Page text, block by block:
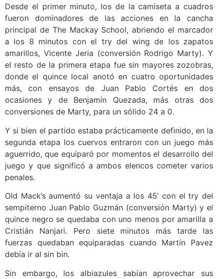
Desde el primer minuto, los de la camiseta a cuadros
fueron dominadores de las acciones en la cancha
principal de The Mackay School, abriendo el marcador
a los 8 minutos con el try del wing de los zapatos
amarillos, Vicente Jeria (conversión Rodrigo Marty). Y
el resto de la primera etapa fue sin mayores zozobras,
donde el quince local anotó en cuatro oportunidades
más, con ensayos de Juan Pablo Cortés en dos
ocasiones y de Benjamín Quezada, más otras dos
conversiones de Marty, para un sólido 24 a 0.
Y si bien el partido estaba prácticamente definido, en la
segunda etapa los cuervos entraron con un juego más
aguerrido, que equiparó por momentos el desarrollo del
juego y que significó a ambos elencos cometer varios
penales.
Old Mack’s aumentó su ventaja a los 45’ con el try del
sempiterno Juan Pablo Guzmán (conversión Marty) y el
quince negro se quedaba con uno menos por amarilla a
Cristián Nanjari. Pero siete minutos más tarde las
fuerzas quedaban equiparadas cuando Martín Pavez
debía ir al sin bin.
Sin embargo, los albiazules sabían aprovechar sus